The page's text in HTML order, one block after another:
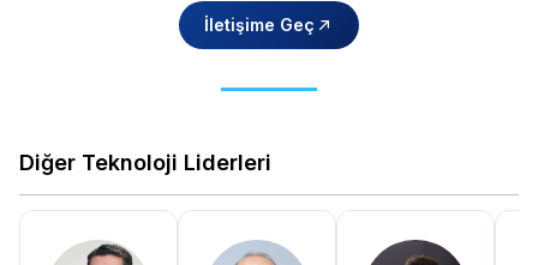
İletişime Geç
Diğer Teknoloji Liderleri